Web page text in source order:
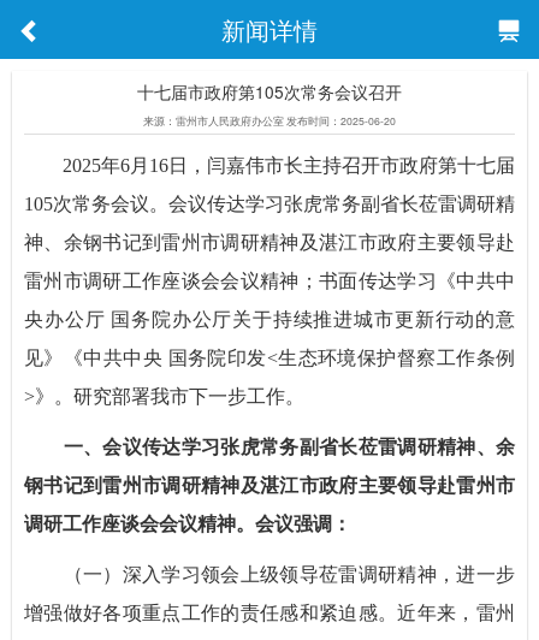
新闻详情
十七届市政府第105次常务会议召开
来源：雷州市人民政府办公室 发布时间：2025-06-20
2025年6月16日，闫嘉伟市长主持召开市政府第十七届
105次常务会议。会议传达学习张虎常务副省长莅雷调研精
神、余钢书记到雷州市调研精神及湛江市政府主要领导赴
雷州市调研工作座谈会会议精神；书面传达学习《中共中
央办公厅 国务院办公厅关于持续推进城市更新行动的意
见》《中共中央 国务院印发<生态环境保护督察工作条例
>》。研究部署我市下一步工作。
一、会议传达学习张虎常务副省长莅雷调研精神、余
钢书记到雷州市调研精神及湛江市政府主要领导赴雷州市
调研工作座谈会会议精神。会议强调：
（一）深入学习领会上级领导莅雷调研精神，进一步
增强做好各项重点工作的责任感和紧迫感。近年来，雷州